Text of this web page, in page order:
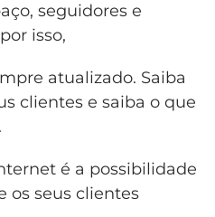
seguidores e
isso,
atualizado. Saiba
clientes e saiba o que
é a possibilidade
os seus clientes